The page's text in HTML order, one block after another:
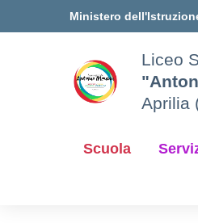
Vai ai contenuti
Vai al menu di navigazione
Ministero
Liceo
Aprilia
Scuola